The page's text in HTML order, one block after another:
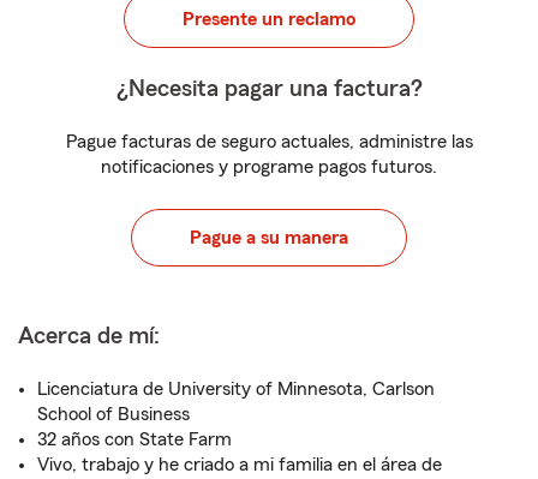
Presente un reclamo
¿Necesita pagar una factura?
Pague facturas de seguro actuales, administre las
notificaciones y programe pagos futuros.
Pague a su manera
Acerca de mí:
Licenciatura de University of Minnesota, Carlson
School of Business
32 años con State Farm
Vivo, trabajo y he criado a mi familia en el área de